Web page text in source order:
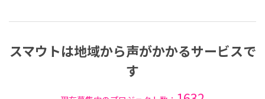
スマウトは地域から声がかかるサービスで
す